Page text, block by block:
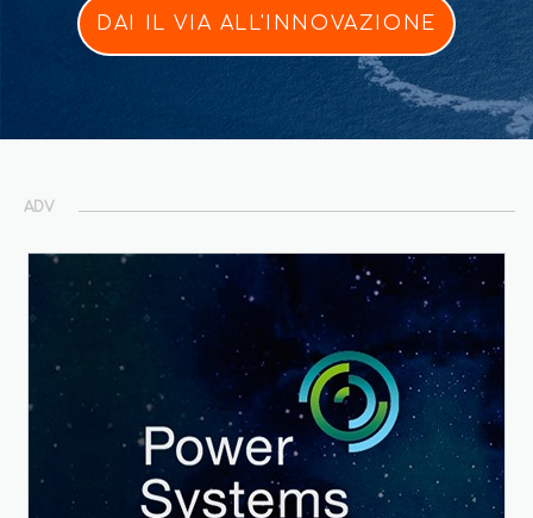
DAI IL VIA ALL'INNOVAZIONE
ADV